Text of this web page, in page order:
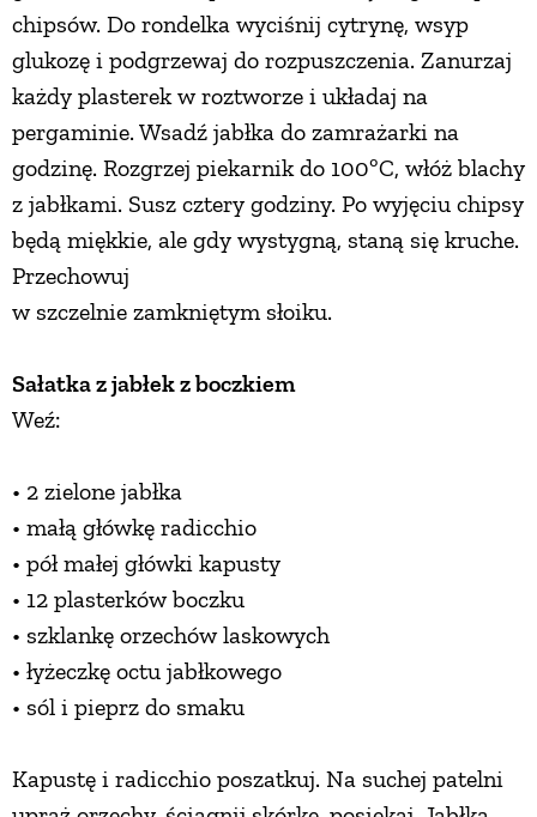
chipsów. Do rondelka wyciśnij cytrynę, wsyp
glukozę i podgrzewaj do rozpuszczenia. Zanurzaj
każdy plasterek w roztworze i układaj na
pergaminie. Wsadź jabłka do zamrażarki na
godzinę. Rozgrzej piekarnik do 100ºC, włóż blachy
z jabłkami. Susz cztery godziny. Po wyjęciu chipsy
będą miękkie, ale gdy wystygną, staną się kruche.
Przechowuj
w szczelnie zamkniętym słoiku.
Sałatka z jabłek z boczkiem
Weź:
• 2 zielone jabłka
• małą główkę radicchio
• pół małej główki kapusty
• 12 plasterków boczku
• szklankę orzechów laskowych
• łyżeczkę octu jabłkowego
• sól i pieprz do smaku
Kapustę i radicchio poszatkuj. Na suchej patelni